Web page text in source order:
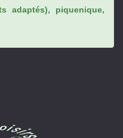
adaptés), piquenique,